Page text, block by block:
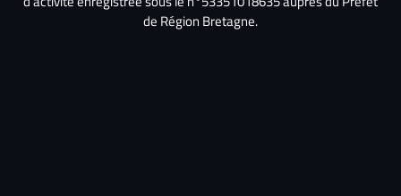
de Région Bretagne.